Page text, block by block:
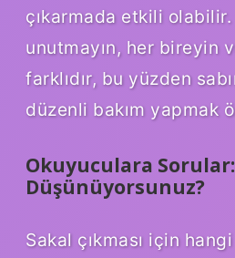
çıkarmada etkili
unutmayın, her bireyin
farklıdır, bu yüzden
düzenli bakım yapmak
Okuyuculara
Düşünüyorsunuz?
Sakal çıkması için